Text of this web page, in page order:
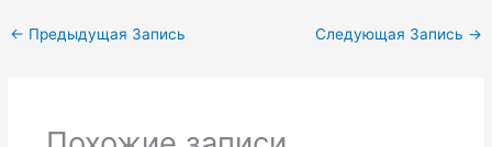
← Предыдущая Запись Следующая Запись →